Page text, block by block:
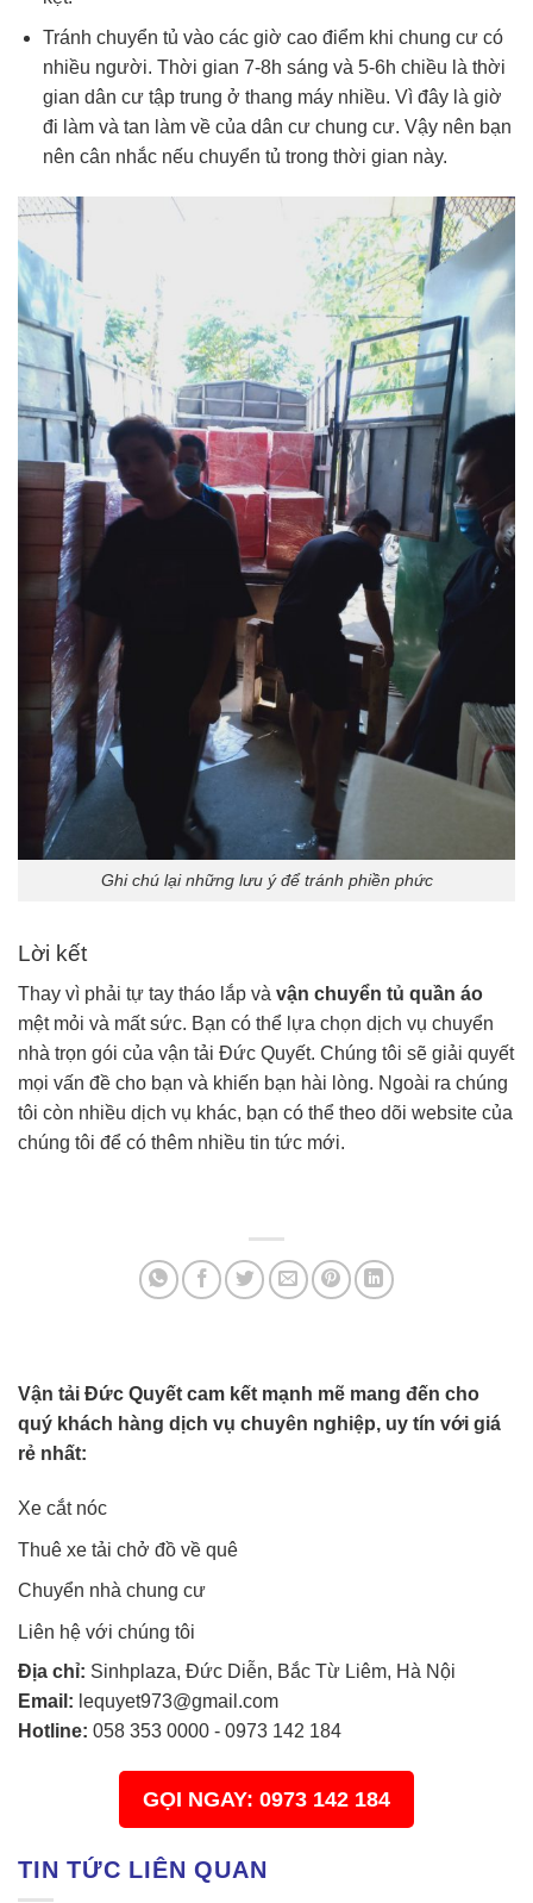
Tránh chuyển tủ vào các giờ cao điểm khi chung cư có
nhiều người. Thời gian 7-8h sáng và 5-6h chiều là thời
gian dân cư tập trung ở thang máy nhiều. Vì đây là giờ
đi làm và tan làm về của dân cư chung cư. Vậy nên bạn
nên cân nhắc nếu chuyển tủ trong thời gian này.
Ghi chú lại những lưu ý để tránh phiền phức
Lời kết
Thay vì phải tự tay tháo lắp và vận chuyển tủ quần áo
mệt mỏi và mất sức. Bạn có thể lựa chọn dịch vụ chuyển
nhà trọn gói của vận tải Đức Quyết. Chúng tôi sẽ giải quyết
mọi vấn đề cho bạn và khiến bạn hài lòng. Ngoài ra chúng
tôi còn nhiều dịch vụ khác, bạn có thể theo dõi website của
chúng tôi để có thêm nhiều tin tức mới.
Vận tải Đức Quyết cam kết mạnh mẽ mang đến cho
quý khách hàng dịch vụ chuyên nghiệp, uy tín với giá
rẻ nhất:
Xe cắt nóc
Thuê xe tải chở đồ về quê
Chuyển nhà chung cư
Liên hệ với chúng tôi
Địa chỉ: Sinhplaza, Đức Diễn, Bắc Từ Liêm, Hà Nội
Email: lequyet973@gmail.com
Hotline: 058 353 0000 - 0973 142 184
GỌI NGAY: 0973 142 184
TIN TỨC LIÊN QUAN